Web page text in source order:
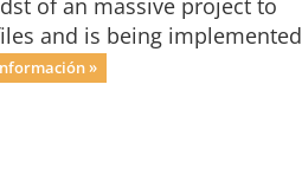
of an massive project to
and is being implemented
»